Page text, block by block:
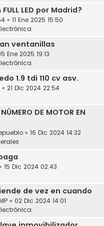
LED por Madrid?
« 11 Ene 2025 15:50
ventanillas
Ene 2025 19:13
1.9 tdi 110 cv asv.
« 21 Dic 2024 22:54
DE MOTOR EN
« 16 Dic 2024 14:32
15 Dic 2024 02:43
de vez en cuando
« 02 Dic 2024 14:01